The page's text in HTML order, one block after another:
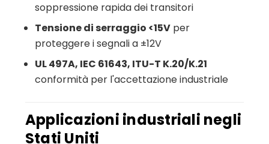
soppressione rapida dei transitori
Tensione di serraggio <15V per
proteggere i segnali a ±12V
UL 497A, IEC 61643, ITU-T K.20/K.21
conformità per l'accettazione industriale
Applicazioni industriali negli
Stati Uniti